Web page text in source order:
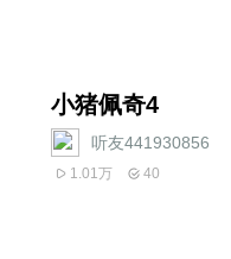
小猪佩奇4
听友441930856
1.01万 40